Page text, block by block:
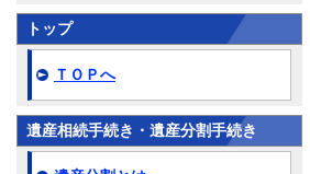
トップ
ＴＯＰへ
遺産相続手続き・遺産分割手続き